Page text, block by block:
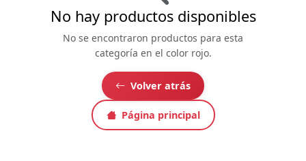
No hay productos disponibles
No se encontraron productos para esta
categoría en el color rojo.
Volver atrás
Página principal